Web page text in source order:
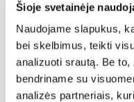
Šioje svetainėje
Naudojame slapukus,
bei skelbimus, teikti
analizuoti srautą. Be
bendriname su
analizės partneriais,
Visi matavimai,
prietaisų nustatymai
naudojant Wifi, LAN ar
įrangą, pvz. vandalizmo
įjungti dar vieną
sinchronizuojama į
nedelsiant.